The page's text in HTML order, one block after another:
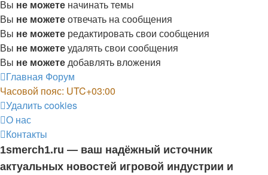
Вы не можете начинать темы
Вы не можетеотвечать на сообщения
Вы не можете редактировать свои сообщения
Вы не можетеудалять свои сообщения
Вы не можетедобавлять вложения
Главная Форум
Часовой пояс: UTC+03:00
Удалить cookies
О нас
Контакты
1smerch1.ru — ваш надёжный источник
актуальных новостей игровой индустрии и